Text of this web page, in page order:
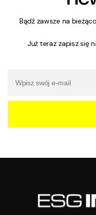
Bądź zawsze na
Już teraz zapisz się